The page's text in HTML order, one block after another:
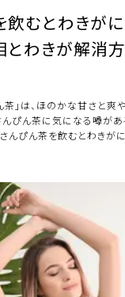
飲むとわきが
とわきが解消
茶」は、ほのかな甘さと爽
んぴん茶に気になる噂があ
んぴん茶を飲むとわきが